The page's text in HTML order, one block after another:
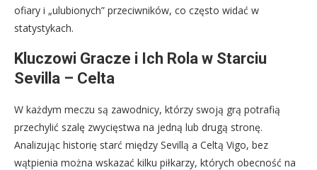
ofiary i „ulubionych” przeciwników, co często widać w
statystykach.
Kluczowi Gracze i Ich Rola w Starciu
Sevilla – Celta
W każdym meczu są zawodnicy, którzy swoją grą potrafią
przechylić szalę zwycięstwa na jedną lub drugą stronę.
Analizując historię starć między Sevillą a Celtą Vigo, bez
wątpienia można wskazać kilku piłkarzy, których obecność na